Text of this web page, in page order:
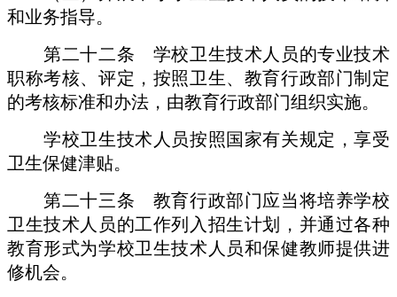
和业务指导。
第二十二条 学校卫生技术人员的专业技术
职称考核、评定，按照卫生、教育行政部门制定
的考核标准和办法，由教育行政部门组织实施。
学校卫生技术人员按照国家有关规定，享受
卫生保健津贴。
第二十三条 教育行政部门应当将培养学校
卫生技术人员的工作列入招生计划，并通过各种
教育形式为学校卫生技术人员和保健教师提供进
修机会。